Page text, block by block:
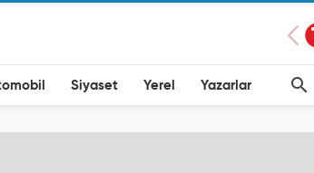
Siyaset Yerel Yazarlar